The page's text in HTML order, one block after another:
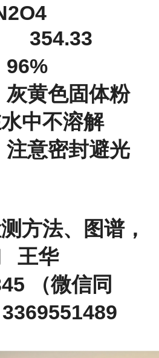
354.33
96%
灰黄色固体粉
中不溶解
注意密封避光
方法、图谱，
王华
（微信同